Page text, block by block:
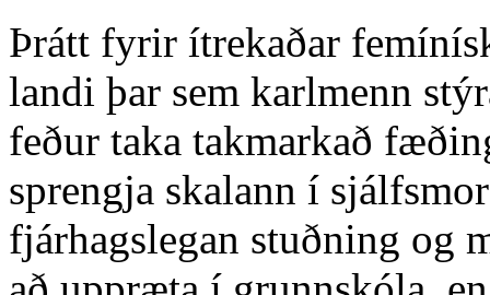
Þrátt fyrir ítrekaðar
landi þar sem karlmenn
feður taka takmarkað
sprengja skalann í
fjárhagslegan stuðning og